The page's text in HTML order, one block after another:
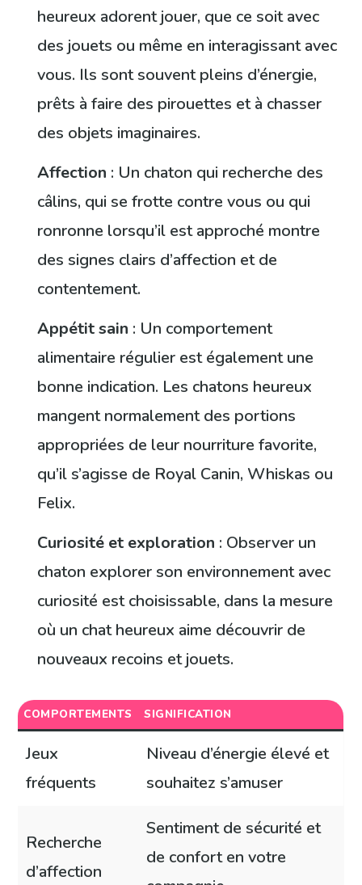
heureux adorent jouer, que ce soit avec
des jouets ou même en interagissant avec
vous. Ils sont souvent pleins d’énergie,
prêts à faire des pirouettes et à chasser
des objets imaginaires.
Affection : Un chaton qui recherche des
câlins, qui se frotte contre vous ou qui
ronronne lorsqu’il est approché montre
des signes clairs d’affection et de
contentement.
Appétit sain : Un comportement
alimentaire régulier est également une
bonne indication. Les chatons heureux
mangent normalement des portions
appropriées de leur nourriture favorite,
qu’il s’agisse de Royal Canin, Whiskas ou
Felix.
Curiosité et exploration : Observer un
chaton explorer son environnement avec
curiosité est choisissable, dans la mesure
où un chat heureux aime découvrir de
nouveaux recoins et jouets.
COMPORTEMENTS SIGNIFICATION
Jeux
fréquents
Niveau d’énergie élevé et
souhaitez s’amuser
Recherche
d’affection
Sentiment de sécurité et
de confort en votre